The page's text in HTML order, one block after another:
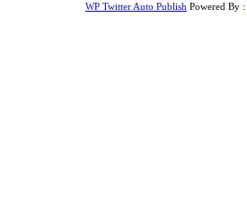
WP Twitter Auto Publish Powered By :